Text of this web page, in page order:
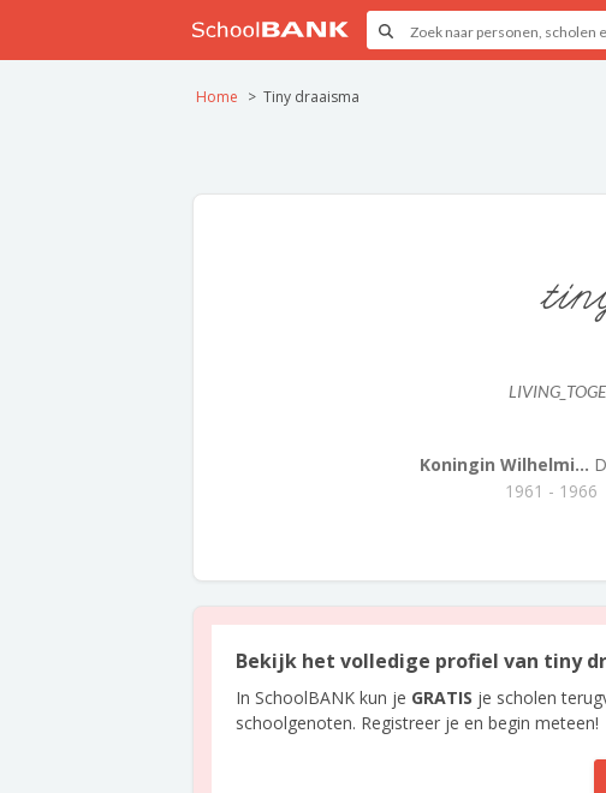
Home Tiny draaisma
Koningin Wilhelmi...
1961 - 1966
Bekijk het volledige profiel van tiny
In SchoolBANK kun je GRATIS je scholen
schoolgenoten. Registreer je en begin meteen!